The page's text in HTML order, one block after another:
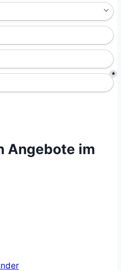
Angebote im